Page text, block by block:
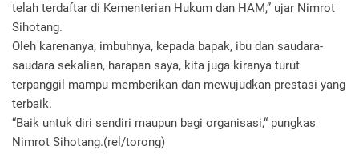
telah terdaftar di Kementerian Hukum dan HAM,” ujar Nimrot
Sihotang.
Oleh karenanya, imbuhnya, kepada bapak, ibu dan saudara-
saudara sekalian, harapan saya, kita juga kiranya turut
terpanggil mampu memberikan dan mewujudkan prestasi yang
terbaik.
“Baik untuk diri sendiri maupun bagi organisasi,“ pungkas
Nimrot Sihotang.(rel/torong)